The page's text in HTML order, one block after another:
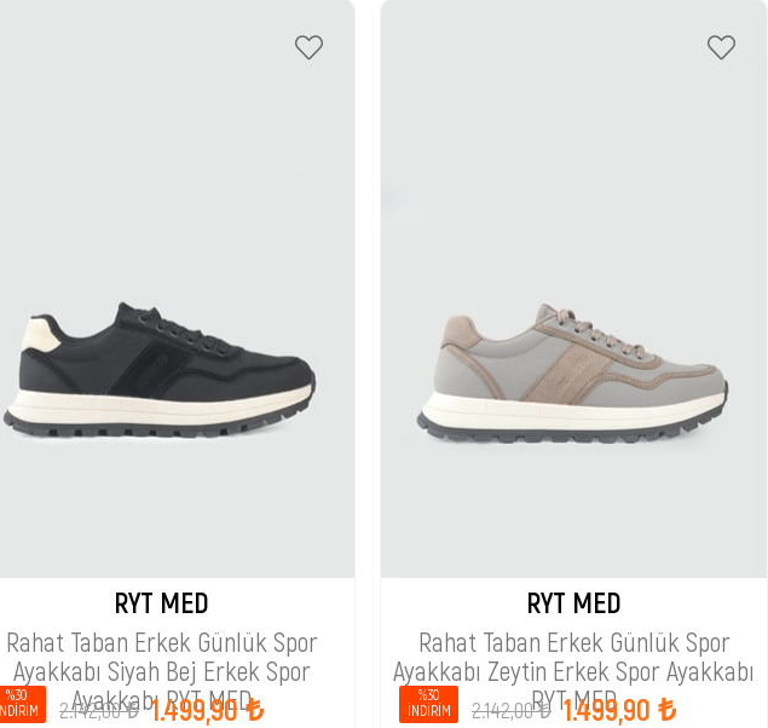
RYT MED
Rahat Taban Erkek Günlük Spor
Ayakkabı Siyah Bej Erkek Spor
Ayakkabı RYT MED
1.499,90 ₺
2.142,00 ₺
%30
İNDIRIM
RYT MED
Rahat Taban Erkek Günlük Spor
Ayakkabı Zeytin Erkek Spor Ayakkabı
RYT MED
1.499,90 ₺
2.142,00 ₺
%30
İNDIRIM